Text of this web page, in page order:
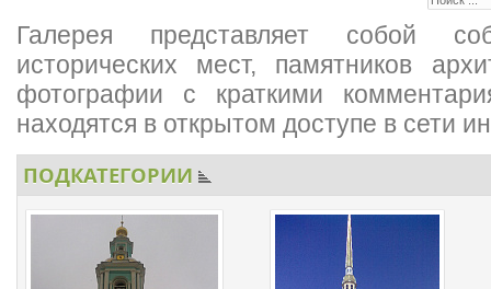
Галерея представляет собой
исторических мест, памятников
фотографии с краткими
находятся в открытом доступе в сети
ПОДКАТЕГОРИИ